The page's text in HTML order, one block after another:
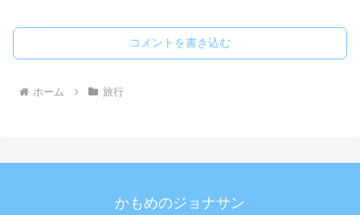
コメントを書き込む
ホーム 旅行
かもめのジョナサン